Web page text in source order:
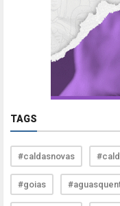
TAGS
#caldasnovas
#goias